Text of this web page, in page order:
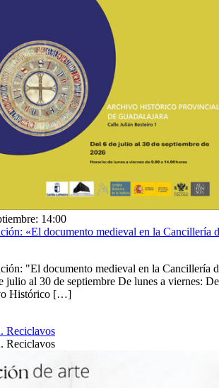
14:00
«El documento medieval en la Cancillería
"El documento medieval en la Cancillería
al 30 de septiembre De lunes a viernes: De
Histórico […]
Reciclavos
Reciclavos